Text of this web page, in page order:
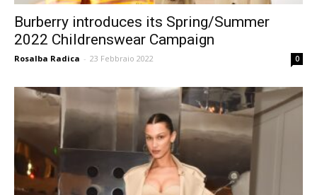
Burberry introduces its Spring/Summer
2022 Childrenswear Campaign
Rosalba Radica - 23 Febbraio 2022 0